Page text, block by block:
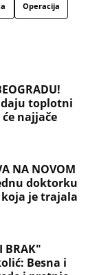
Operacija
toplotni
najjače
NA NOVOM
doktorku
koja je trajala
BRAK"
Besna i